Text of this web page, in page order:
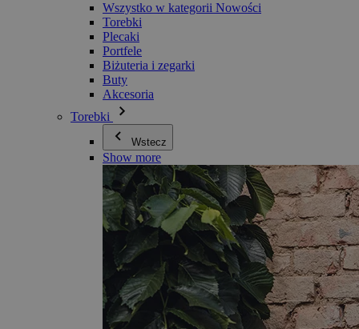
Wszystko w kategorii Nowości
Torebki
Plecaki
Portfele
Biżuteria i zegarki
Buty
Akcesoria
Torebki
Wstecz
Show more